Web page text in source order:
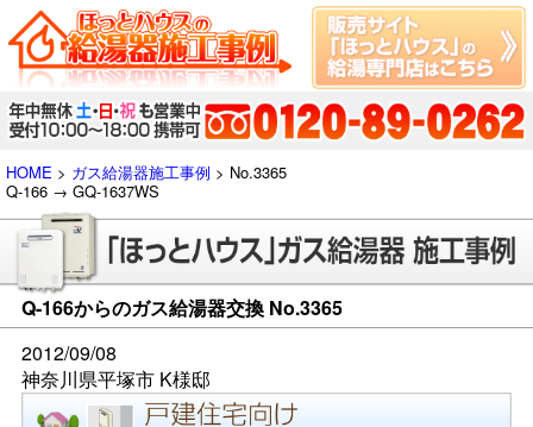
HOME > ガス給湯器施工事例 > No.3365
Q-166 → GQ-1637WS
Q-166からのガス給湯器交換 No.3365
2012/09/08
神奈川県平塚市 K様邸